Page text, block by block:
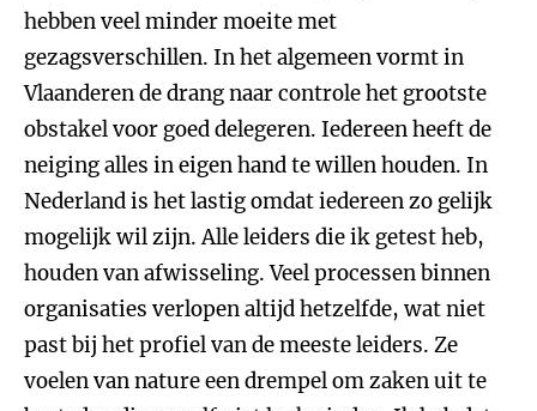
hebben veel minder moeite met
gezagsverschillen. In het algemeen vormt in
Vlaanderen de drang naar controle het grootste
obstakel voor goed delegeren. Iedereen heeft de
neiging alles in eigen hand te willen houden. In
Nederland is het lastig omdat iedereen zo gelijk
mogelijk wil zijn. Alle leiders die ik getest heb,
houden van afwisseling. Veel processen binnen
organisaties verlopen altijd hetzelfde, wat niet
past bij het profiel van de meeste leiders. Ze
voelen van nature een drempel om zaken uit te